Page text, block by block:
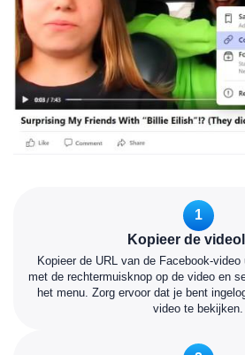
1
Kopieer de
Kopieer de URL van de Facebook-
met de rechtermuisknop op de video en
het menu. Zorg ervoor dat je bent
video te bekijken.